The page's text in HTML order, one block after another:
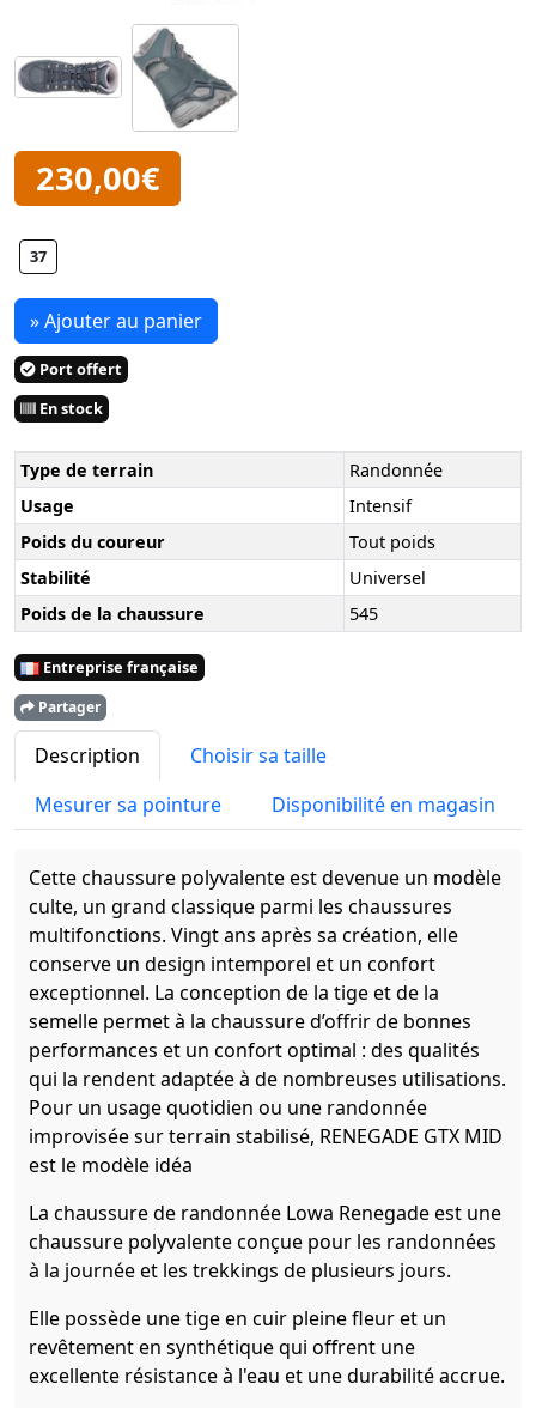
230,00€
37
» Ajouter au panier
Port offert
En stock
Type de terrain
Randonnée
Usage
Intensif
Poids du coureur
Tout poids
Stabilité
Universel
Poids de la chaussure
545
Entreprise française
Partager
Description
Choisir sa taille
Mesurer sa pointure
Disponibilité en magasin
Cette chaussure polyvalente est devenue un modèle
culte, un grand classique parmi les chaussures
multifonctions. Vingt ans après sa création, elle
conserve un design intemporel et un confort
exceptionnel. La conception de la tige et de la
semelle permet à la chaussure d’offrir de bonnes
performances et un confort optimal : des qualités
qui la rendent adaptée à de nombreuses utilisations.
Pour un usage quotidien ou une randonnée
improvisée sur terrain stabilisé, RENEGADE GTX MID
est le modèle idéa
La chaussure de randonnée Lowa Renegade est une
chaussure polyvalente conçue pour les randonnées
à la journée et les trekkings de plusieurs jours.
Elle possède une tige en cuir pleine fleur et un
revêtement en synthétique qui offrent une
excellente résistance à l'eau et une durabilité accrue.